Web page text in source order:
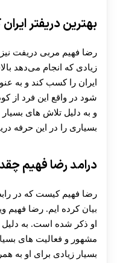
بهترین دریفتر
رضا فهیم مربی دریفت
زیادی که انجام می‌دهد
ایران را کسب کند و به
شود در واقع این فرد از
و به دلیل تلاش های
بسیاری را در این حرفه
درامد رضا فهیم
رضا فهیم کیست که در
بیان کرده ایم. رضا فهیم
او ذکر شده است. به دلیل
مشهور و فعالیت های
بسیار زیادی برای او به